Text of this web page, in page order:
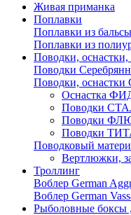
Живая приманка
Поплавки
Поплавки из
Поплавки из
Поводки,
Поводки
Поводки, оснастки
Оснастка
Поводки
Поводки
Поводки
Поводковый
Вертлюжки,
Троллинг
Воблер German
Воблер German
Рыболовные боксы